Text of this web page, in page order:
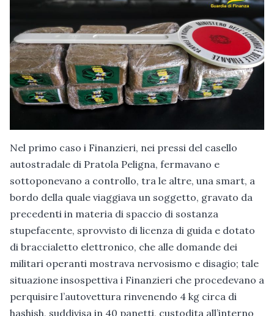
Nel primo caso i Finanzieri, nei pressi del casello
autostradale di Pratola Peligna, fermavano e
sottoponevano a controllo, tra le altre, una smart, a
bordo della quale viaggiava un soggetto, gravato da
precedenti in materia di spaccio di sostanza
stupefacente, sprovvisto di licenza di guida e dotato
di braccialetto elettronico, che alle domande dei
militari operanti mostrava nervosismo e disagio; tale
situazione insospettiva i Finanzieri che procedevano a
perquisire l’autovettura rinvenendo 4 kg circa di
hashish, suddivisa in 40 panetti, custodita all’interno